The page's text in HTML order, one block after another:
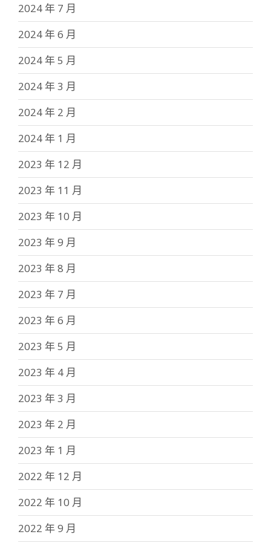
2024 年 7 月
2024 年 6 月
2024 年 5 月
2024 年 3 月
2024 年 2 月
2024 年 1 月
2023 年 12 月
2023 年 11 月
2023 年 10 月
2023 年 9 月
2023 年 8 月
2023 年 7 月
2023 年 6 月
2023 年 5 月
2023 年 4 月
2023 年 3 月
2023 年 2 月
2023 年 1 月
2022 年 12 月
2022 年 10 月
2022 年 9 月